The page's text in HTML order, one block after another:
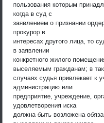
пользования которым
когда в суд с
заявлением о признании
прокурор в
интересах другого лица, то
в заявлении
конкретного жилого
выселяемым гражданам; в
случаях судья привлекает к
администрацию или
предприятие, учреждение,
удовлетворения иска
должна быть возложена